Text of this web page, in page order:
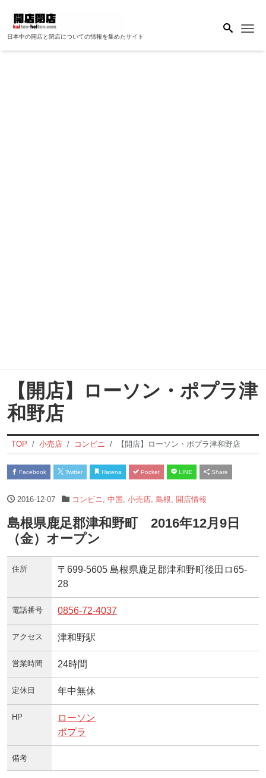
日本中の開店と閉店についての情報を集めたサイト
【開店】ローソン・ポプラ津
和野店
TOP 小売店 コンビニ 【開店】ローソン・ポプラ津和野店
Facebook Twitter Hatena Pocket LINE Share
2016-12-07 コンビニ 中国 小売店, 島根 開店情報
島根県鹿足郡津和野町 2016年12月9日
（金）オープン
住所
〒699-5605 島根県鹿足郡津和野町後田ロ65‐
28
電話番号 0856-72-4037
アクセス 津和野駅
営業時間 24時間
定休日 年中無休
HP
ローソン
ポプラ
備考